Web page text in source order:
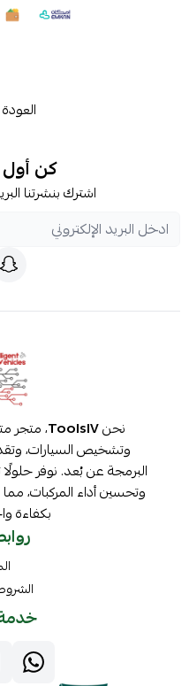
كن
اشترك بنشرتنا
نحنToolsIV، متجر
وتشخيص السيارات،
البرمجة عن بُعد. نوفر حلولًا
وتحسين أداء المركبات،
بكفاءة